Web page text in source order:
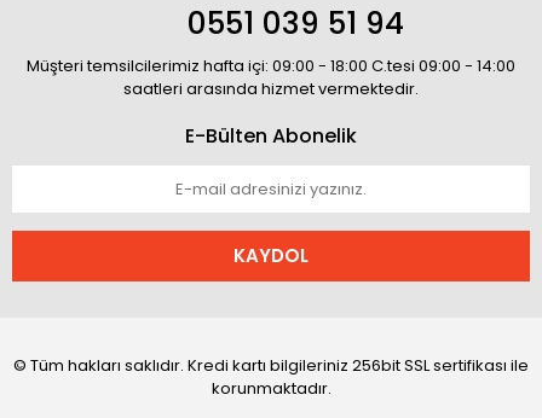
0551 039 51 94
Müşteri temsilcilerimiz hafta içi: 09:00 - 18:00 C.tesi 09:00 - 14:00
saatleri arasında hizmet vermektedir.
E-Bülten Abonelik
KAYDOL
© Tüm hakları saklıdır. Kredi kartı bilgileriniz 256bit SSL sertifikası ile
korunmaktadır.